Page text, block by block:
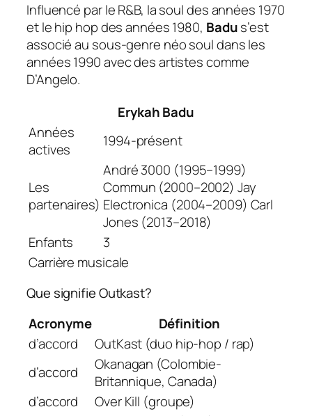
Influencé par le R&B, la soul des années 1970
et le hip hop des années 1980, Badus’est
associé au sous-genre néo soul dans les
années 1990 avec des artistes comme
D’Angelo.
Erykah Badu
Années
actives
1994-présent
Les
partenaires)
André 3000 (1995–1999)
Commun (2000–2002) Jay
Electronica (2004–2009) Carl
Jones (2013–2018)
Enfants
3
Carrière musicale
Que signifie Outkast?
Acronyme
Définition
d’accord
OutKast (duo hip-hop / rap)
d’accord
Okanagan (Colombie-
Britannique, Canada)
d’accord
Over Kill (groupe)